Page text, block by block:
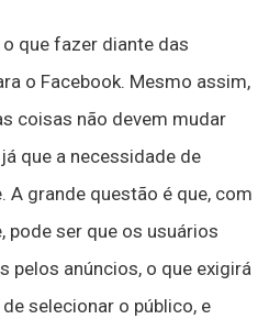
que fazer diante das
o Facebook. Mesmo assim,
coisas não devem mudar
que a necessidade de
A grande questão é que, com
pode ser que os usuários
pelos anúncios, o que exigirá
selecionar o público, e